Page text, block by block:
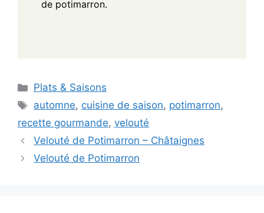
de potimarron.
Categories
Plats & Saisons
Tags
automne, cuisine de saison, potimarron,
recette gourmande, velouté
Velouté de Potimarron – Châtaignes
Velouté de Potimarron